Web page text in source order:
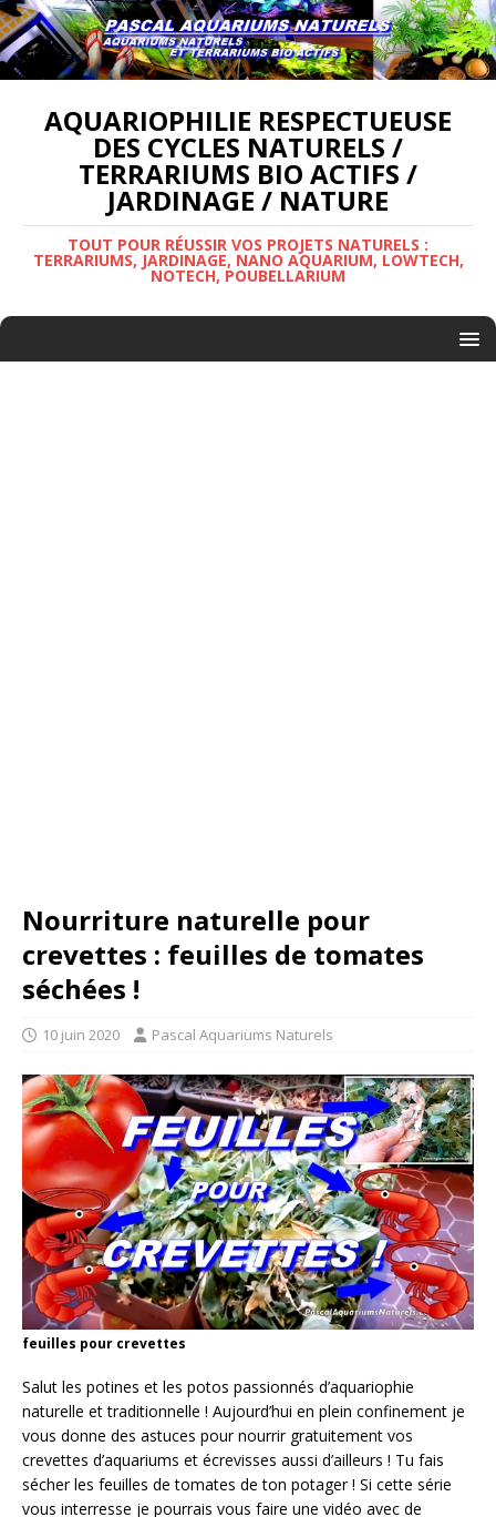
AQUARIOPHILIE RESPECTUEUSE
DES CYCLES NATURELS /
TERRARIUMS BIO ACTIFS /
JARDINAGE / NATURE
TOUT POUR RÉUSSIR VOS PROJETS NATURELS :
TERRARIUMS, JARDINAGE, NANO AQUARIUM, LOWTECH,
NOTECH, POUBELLARIUM
Nourriture naturelle pour
crevettes : feuilles de tomates
séchées !
10 juin 2020 Pascal Aquariums Naturels
feuilles pour crevettes
Salut les potines et les potos passionnés d’aquariophie
naturelle et traditionnelle ! Aujourd’hui en plein confinement je
vous donne des astuces pour nourrir gratuitement vos
crevettes d’aquariums et écrevisses aussi d’ailleurs ! Tu fais
sécher les feuilles de tomates de ton potager ! Si cette série
vous interresse je pourrais vous faire une vidéo avec de